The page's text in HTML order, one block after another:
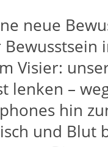
neue
Visier:
lenken –
hin
und Blut